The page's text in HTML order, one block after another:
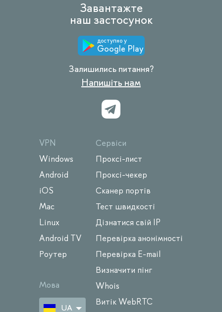
Завантажте
наш застосунок
доступно у
Google Play
Залишились питання?
Напишіть нам
VPN
Windows
Android
iOS
Mac
Linux
Android TV
Роутер
Мова
UA
Сервіси
Проксі-лист
Проксі-чекер
Сканер портів
Тест швидкості
Дізнатися свій IP
Перевірка анонімності
Перевірка E-mail
Визначити пінг
Whois
Витік WebRTC